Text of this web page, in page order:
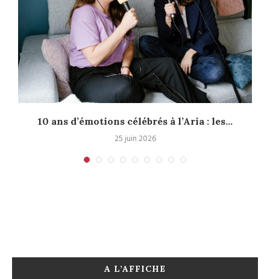
10 ans d’émotions célébrés à l’Aria : les...
25 juin 2026
A L’AFFICHE